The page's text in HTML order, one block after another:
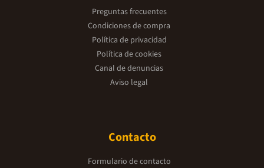
Preguntas frecuentes
Condiciones de compra
Política de privacidad
Política de cookies
Canal de denuncias
Aviso legal
Contacto
Formulario de contacto